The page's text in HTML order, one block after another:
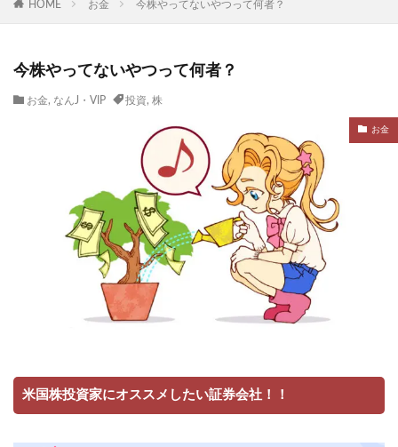
HOME お金 今株やってないやつって何者？
今株やってないやつって何者？
お金, なんJ・VIP 投資, 株
お金
米国株投資家にオススメしたい証券会社！！